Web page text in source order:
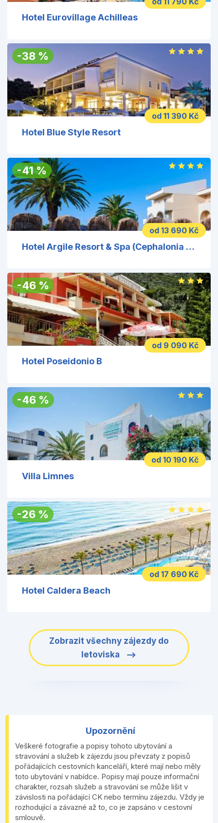
Hotel Eurovillage Achilleas
od 11 390 Kč
-38 %
Hotel Blue Style Resort
od 13 690 Kč
-41%
Hotel Argile Resort & Spa (Cephalonia Palace)
od 9 090 Kč
-46 %
Hotel Poseidonio B
od 10 190 Kč
-46 %
Villa Limnes
od 17 690 Kč
-26 %
Hotel Caldera Beach
Zobrazit všechny zájezdy do
letoviska
Upozornění
Veškeré fotografie a popisy tohoto ubytování a
stravování a služeb k zájezdu jsou převzaty z popisů
pořádajících cestovních kanceláří, které mají nebo měly
toto ubytování v nabídce. Popisy mají pouze informační
charakter, rozsah služeb a stravování se může lišit v
závislosti na pořádající CK nebo termínu zájezdu. Vždy je
rozhodující a závazné až to, co je zapsáno v cestovní
smlouvě.